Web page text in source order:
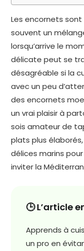
Les encornets
souvent un
lorsqu’arrive le
délicate peut se
désagréable si la
avec un peu
des encornets
un vrai plaisir à
sois amateur de
plats plus
délices marins
inviter la
🕒 L’article
Apprends à
un pro en